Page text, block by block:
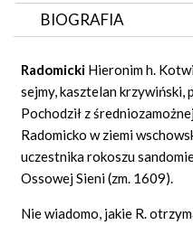
BIOGRAFIA
ZDJĘCIA (2)
GRAF POWIĄZAŃ
DYSKUSJA
Mapa
Radomicki Hieronim h.
sejmy, kasztelan krzywiński,
Pochodził z
Radomicko w ziemi
uczestnika rokoszu
Ossowej Sieni (zm. 1609).
Nie wiadomo, jakie R.